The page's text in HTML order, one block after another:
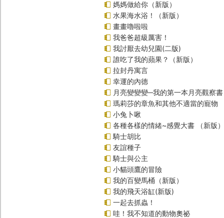
媽媽做給你（新版）
水果海水浴！（新版）
畫畫嚕啦啦
我爸爸超級厲害！
我討厭去幼兒園(二版)
誰吃了我的蘋果？（新版）
拉封丹寓言
幸運的內德
月亮變變變─我的第一本月亮觀察書
瑪莉莎的章魚和其他不適當的寵物
小兔卜啾
各種各樣的情緒~感覺大書 （新版）
騎士胡比
友誼種子
騎士與公主
小貓頭鷹的冒險
我的百變馬桶（新版）
我的飛天浴缸(新版)
一起去抓蟲！
哇！我不知道的動物奧祕